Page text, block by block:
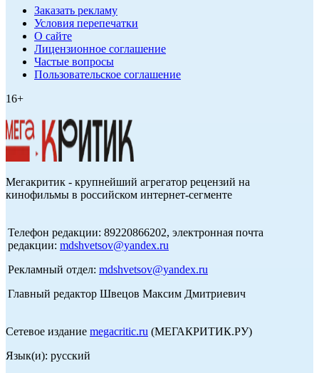
Заказать рекламу
Условия перепечатки
О сайте
Лицензионное соглашение
Частые вопросы
Пользовательское соглашение
16+
Мегакритик - крупнейший агрегатор рецензий на
кинофильмы в российском интернет-сегменте
Телефон редакции: 89220866202, электронная почта
редакции: mdshvetsov@yandex.ru
Рекламный отдел: mdshvetsov@yandex.ru
Главный редактор Швецов Максим Дмитриевич
Сетевое издание megacritic.ru (МЕГАКРИТИК.РУ)
Язык(и): русский